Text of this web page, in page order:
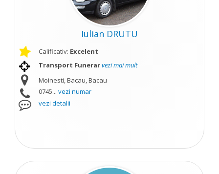
Iulian DRUTU
Calificativ: Excelent
Transport Funerarvezi mai mult
Moinesti, Bacau, Bacau
0745... vezi numar
vezi detalii